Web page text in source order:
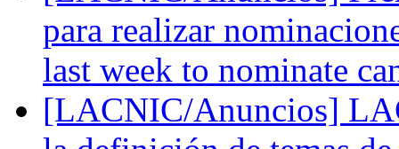
para realizar
last week to nominate
[LACNIC/Anuncios]